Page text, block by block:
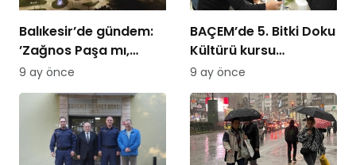
Balıkesir’de gündem:
’Zağnos Paşa mı,
İsmet Paşa mı
9 ay önce
BAÇEM’de 5. Bitki Doku
Kültürü kursu
tamamlandı
9 ay önce